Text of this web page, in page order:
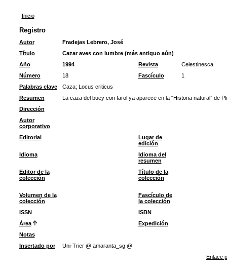
Inicio
Registro
Autor
Fradejas Lebrero, José
Título
Cazar aves con lumbre (más antiguo aún)
Año
1994 Revista
Celestinesca
Número
18 Fascículo
1
Palabras clave
Caza; Locus criticus
Resumen
La caza del buey con farol ya aparece en la “Historia natural” de
Dirección
Autor
corporativo
Editorial
Lugar de
edición
Idioma
Idioma del
resumen
Editor de la
colección
Título de la
colección
Volumen de la
colección
Fascículo de
la colección
ISSN
ISBN
Área
Expedición
Notas
Insertado por
Uni-Trier @ amaranta_sg @
Enlace